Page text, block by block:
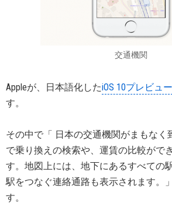
交通機関
Appleが、日本語化したiOS 10プレビュー
す。
その中で「 日本の交通機関がまもなく
で乗り換えの検索や、運賃の比較がで
す。地図上には、地下にあるすべての
駅をつなぐ連絡通路も表示されます。
す。